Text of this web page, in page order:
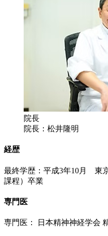
院長
院長：松井隆明
経歴
最終学歴：平成3年10月 東
課程）卒業
専門医
専門医： 日本精神神経学会